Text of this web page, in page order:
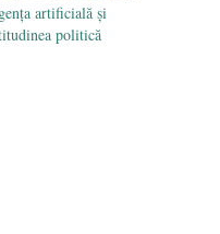
artificială și
politică